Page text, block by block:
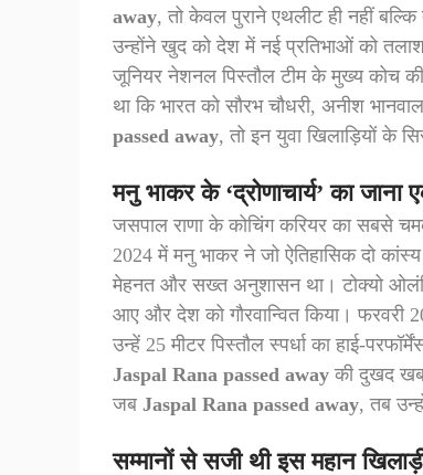
away, तो केवल पुराने एथलीट ही नहीं
उन्होंने खुद को देश में नई प्रतिभाओं को
जूनियर नेशनल पिस्तौल टीम के मुख्य कोच की
था कि भारत को सौरभ चौधरी, अनीश
passed away, तो इन युवा खिलाड़ियों के
मनु भाकर के ‘द्रोणाचार्य’ का जाना
जसपाल राणा के कोचिंग करियर का सबसे
2024 में मनु भाकर ने जो ऐतिहासिक दो
मेहनत और सख्त अनुशासन था। टोक्यो
आए और देश को गौरवान्वित किया। फरवरी
उन्हें 25 मीटर पिस्तौल स्पर्धा का हाई-
Jaspal Rana passed away की दुखद
जब Jaspal Rana passed away, तब
सम्मानों से सजी थी इस महान